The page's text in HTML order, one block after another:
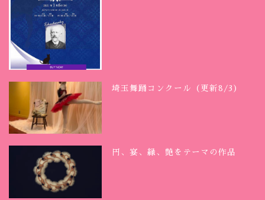
埼玉舞踊コンクール（更新8/3）
円、宴、縁、艶をテーマの作品